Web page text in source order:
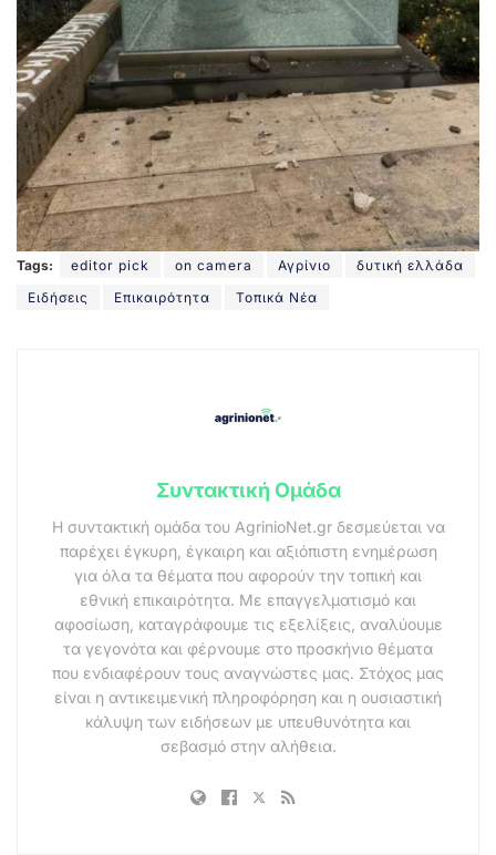
Tags: editor pick on camera Αγρίνιο
δυτική ελλάδα
Ειδήσεις
Επικαιρότητα Τοπικά Νέα
Συντακτική Ομάδα
Η συντακτική ομάδα του AgrinioNet.gr δεσμεύεται να
παρέχει έγκυρη, έγκαιρη και αξιόπιστη ενημέρωση
για όλα τα θέματα που αφορούν την τοπική και
εθνική επικαιρότητα. Με επαγγελματισμό και
αφοσίωση, καταγράφουμε τις εξελίξεις, αναλύουμε
τα γεγονότα και φέρνουμε στο προσκήνιο θέματα
που ενδιαφέρουν τους αναγνώστες μας. Στόχος μας
είναι η αντικειμενική πληροφόρηση και η ουσιαστική
κάλυψη των ειδήσεων με υπευθυνότητα και
σεβασμό στην αλήθεια.